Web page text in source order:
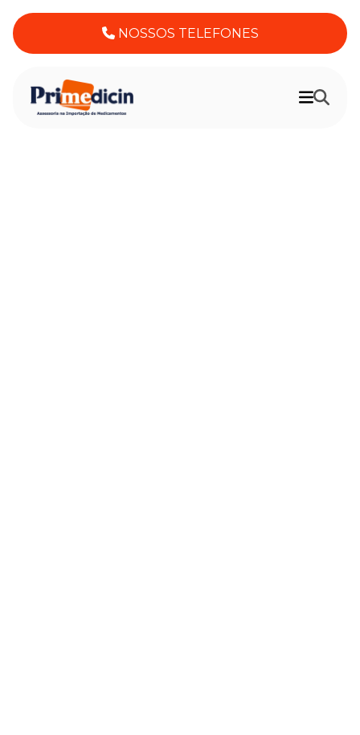
NOSSOS TELEFONES